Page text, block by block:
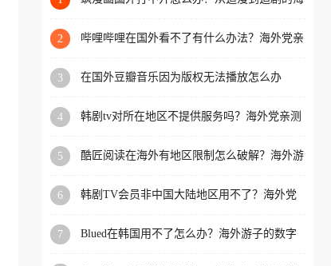
区工作、留学、定居等，都
权限制所困扰。
版权限制」的问题，无论人
国、加拿大、澳大利亚、欧
学、定居等，都可以使用，
扰。
2
哔哩哔哩在国外看不了有什么办法？海外党亲
3 在国外豆瓣音乐因为版权无法播放怎么办
4
韩剧tv对所在地区不提供服务吗？海外党亲测
5
酷匠阅读在海外有地区限制怎么破解？海外游
6
韩剧TV会员非中国大陆地区用不了？海外党
7
Blued在韩国用不了怎么办？海外游子的数字